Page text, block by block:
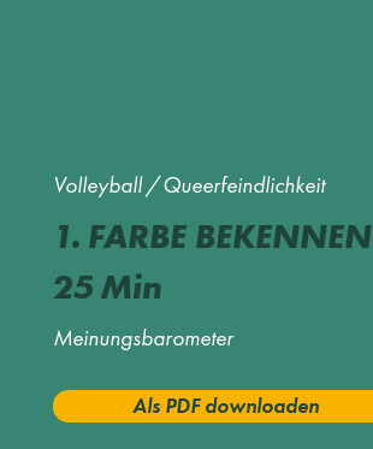
Volleyball /Queerfeindlichkeit
1. FARBE BEKENNEN
25Min
Meinungsbarometer
Als PDF downloaden